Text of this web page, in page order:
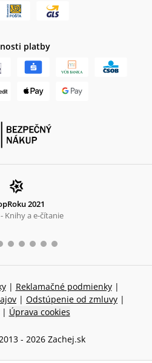
platby
2021
Knihy a e-čítanie
| Reklamačné podmienky |
| Odstúpenie od zmluvy |
| Úprava cookies
- 2026 Zachej.sk